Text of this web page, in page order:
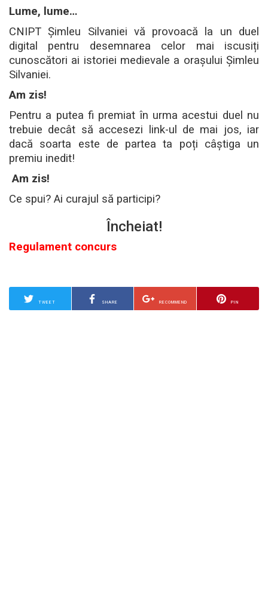
Lume, lume…
CNIPT Șimleu Silvaniei vă provoacă la un duel
digital pentru desemnarea celor mai iscusiți
cunoscători ai istoriei medievale a orașului Șimleu
Silvaniei.
Am zis!
Pentru a putea fi premiat în urma acestui duel nu
trebuie decât să accesezi link-ul de mai jos, iar
dacă soarta este de partea ta poți câștiga un
premiu inedit!
Am zis!
Ce spui? Ai curajul să participi?
Încheiat!
Regulament concurs
TWEET SHARE RECOMMEND PIN